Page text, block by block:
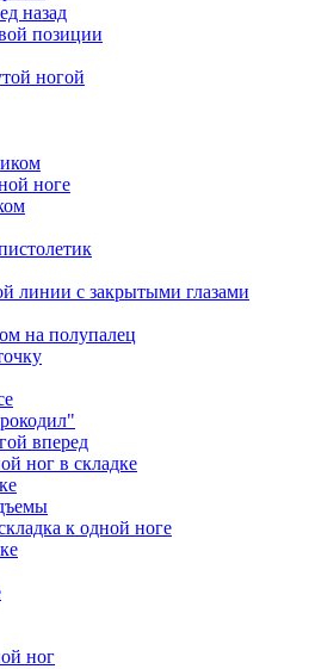
назад
позиции
ногой
ноге
линии с закрытыми глазами
на полупалец
вперед
ног в складке
к одной ноге
ног